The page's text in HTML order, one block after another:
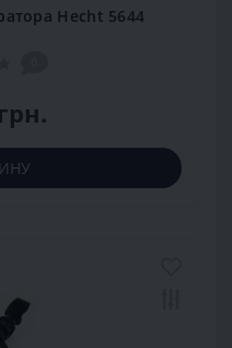
Hecht 5644